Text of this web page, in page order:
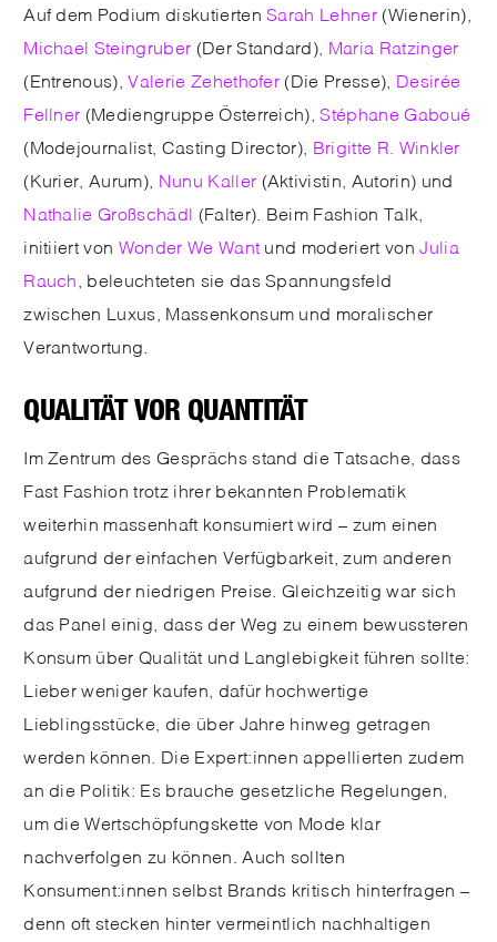
Auf dem Podium diskutiertenSarah Lehner (Wienerin),
Michael Steingruber (Der Standard), Maria Ratzinger
(Entrenous),Valerie Zehethofer (Die Presse), Desirée
Fellner (Mediengruppe Österreich),Stéphane Gaboué
(Modejournalist, Casting Director), Brigitte R. Winkler
(Kurier, Aurum), Nunu Kaller (Aktivistin, Autorin) und
Nathalie Großschädl (Falter). Beim Fashion Talk,
initiiert von Wonder We Want und moderiert vonJulia
Rauch , beleuchteten sie das Spannungsfeld
zwischen Luxus, Massenkonsum und moralischer
Verantwortung.
QUALITÄT VOR QUANTITÄT
Im Zentrum des Gesprächs stand die Tatsache, dass
Fast Fashion trotz ihrer bekannten Problematik
weiterhin massenhaft konsumiert wird – zum einen
aufgrund der einfachen Verfügbarkeit, zum anderen
aufgrund der niedrigen Preise. Gleichzeitig war sich
das Panel einig, dass der Weg zu einem bewussteren
Konsum über Qualität und Langlebigkeit führen sollte:
Lieber weniger kaufen, dafür hochwertige
Lieblingsstücke, die über Jahre hinweg getragen
werden können. Die Expert:innen appellierten zudem
an die Politik: Es brauche gesetzliche Regelungen,
um die Wertschöpfungskette von Mode klar
nachverfolgen zu können. Auch sollten
Konsument:innen selbst Brands kritisch hinterfragen –
denn oft stecken hinter vermeintlich nachhaltigen